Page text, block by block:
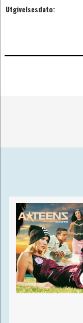
Utgivelsesdato: